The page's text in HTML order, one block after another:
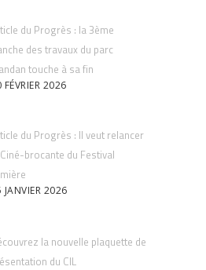
du Progrès : la 3ème
des travaux du parc
touche à sa fin
FÉVRIER 2026
du Progrès : Il veut relancer
brocante du Festival
JANVIER 2026
la nouvelle plaquette de
du CIL